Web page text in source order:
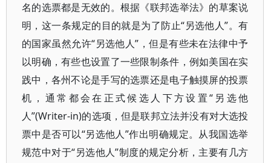
名的选票都是无效的。根据《联邦选举法》的草案说
明，这一条规定的目的就是为了防止“另选他人”。有
的国家虽然允许“另选他人”，但是有些未在法律中予
以明确，有些也设置了一些限制条件，例如美国在实
践中，各州不论是手写的选票还是电子触摸屏的投票
机，通常都会在正式候选人下方设置“另选他
人”(Writer-in)的选项，但是联邦立法并没有对大选投
票中是否可以“另选他人”作出明确规定。从我国选举
规范中对于“另选他人”制度的规定分析，主要有几方